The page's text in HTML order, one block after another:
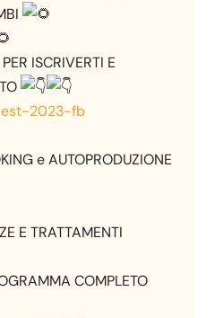
ISCRIVERTI E
2023-fb
e AUTOPRODUZIONE
E TRATTAMENTI
COMPLETO